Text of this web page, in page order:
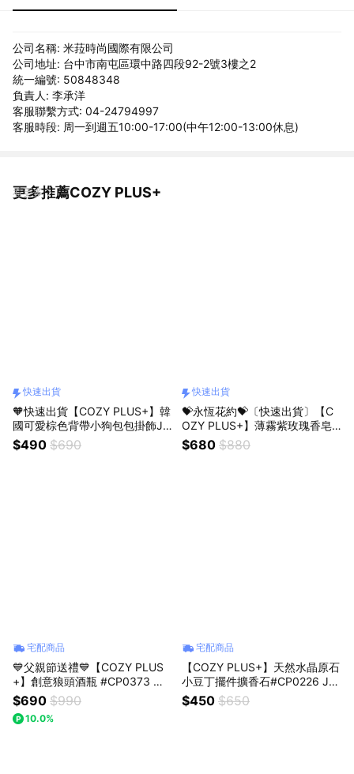
公司名稱: 米菈時尚國際有限公司
公司地址: 台中市南屯區環中路四段92-2號3樓之2
統一編號: 50848348
負責人: 李承洋
客服聯繫方式: 04-24794997
客服時段: 周一到週五10:00-17:00(中午12:00-13:00休息)
更多推薦COZY PLUS+
看更多
快速出貨
🧡快速出貨【COZY PLUS+】韓
國可愛棕色背帶小狗包包掛飾JU
N18 #CP0160 毛絨公仔鑰匙扣
禮物 生日禮物 交換禮 畢業禮物
$490 $690
快速出貨
💝永恆花約💝〔快速出貨〕【C
OZY PLUS+】薄霧紫玫瑰香皂
花束(附提袋)FEB18#CP2015 情
人節禮物 女朋友禮物 閨蜜禮物
$680 $880
宅配商品
💙父親節送禮💙【COZY PLUS
+】創意狼頭酒瓶 #CP0373 🛒
(照片有加購的選項名稱) 動物酒
瓶 男生禮物 生日禮物 父親節禮
物 情人節禮物 聖誕禮物 酒瓶
$690 $990
10.0%
宅配商品
【COZY PLUS+】天然水晶原石
小豆丁擺件擴香石#CP0226 JU
N04 水晶 禮物 生日禮物 交換禮
畢業禮物 開業禮物 開運 招財 喬
$450 $650